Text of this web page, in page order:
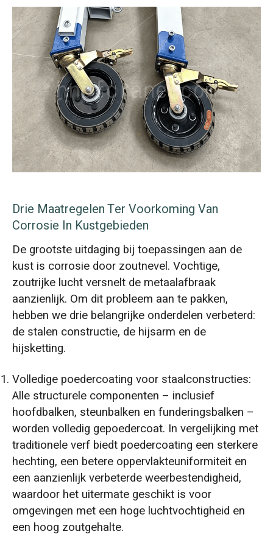
Drie Maatregelen Ter Voorkoming Van
Corrosie In Kustgebieden
De grootste uitdaging bij toepassingen aan de
kust is corrosie door zoutnevel. Vochtige,
zoutrijke lucht versnelt de metaalafbraak
aanzienlijk. Om dit probleem aan te pakken,
hebben we drie belangrijke onderdelen verbeterd:
de stalen constructie, de hijsarm en de
hijsketting.
Volledige poedercoating voor staalconstructies:
Alle structurele componenten – inclusief
hoofdbalken, steunbalken en funderingsbalken –
worden volledig gepoedercoat. In vergelijking met
traditionele verf biedt poedercoating een sterkere
hechting, een betere oppervlakteuniformiteit en
een aanzienlijk verbeterde weerbestendigheid,
waardoor het uitermate geschikt is voor
omgevingen met een hoge luchtvochtigheid en
een hoog zoutgehalte.